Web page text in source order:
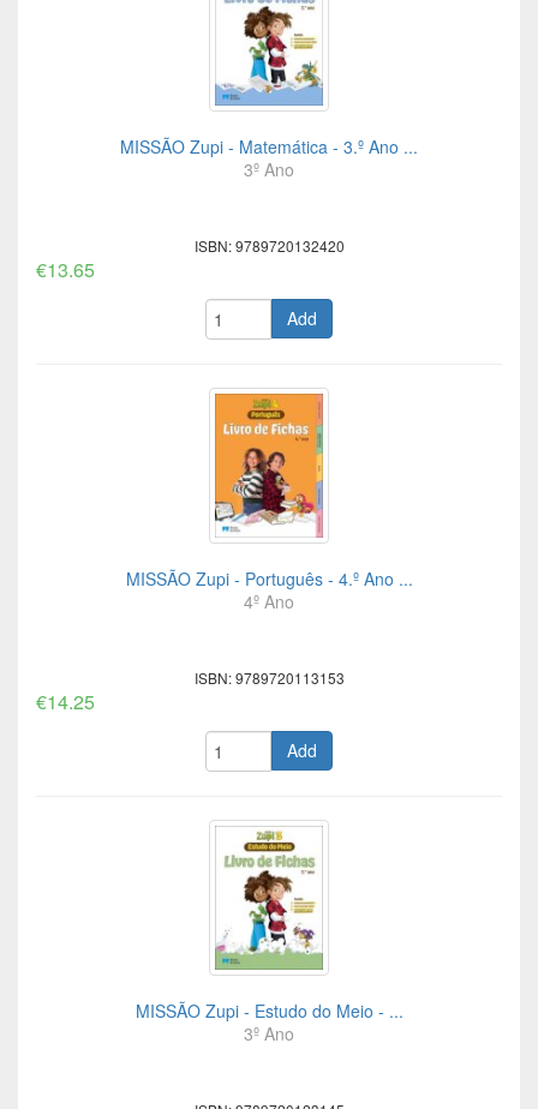
MISSÃO Zupi - Matemática - 3.º Ano ...
3º Ano
ISBN: 9789720132420
€13.65
Add
MISSÃO Zupi - Português - 4.º Ano ...
4º Ano
ISBN: 9789720113153
€14.25
Add
MISSÃO Zupi - Estudo do Meio - ...
3º Ano